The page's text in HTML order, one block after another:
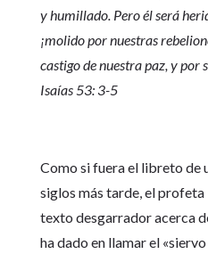
y humillado. Pero él será
¡molido por nuestras
castigo de nuestra paz, y por
Isaías 53: 3-5
Como si fuera el libreto de
siglos más tarde, el profeta
texto desgarrador acerca
ha dado en llamar el